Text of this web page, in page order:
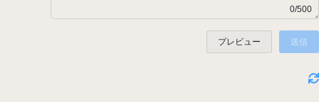
0/500
プレビュー 送信